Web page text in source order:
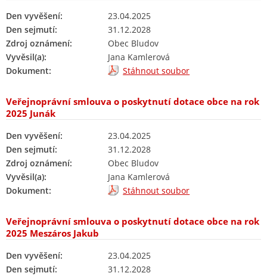
Den vyvěšení:
23.04.2025
Den sejmutí:
31.12.2028
Zdroj oznámení:
Obec Bludov
Vyvěsil(a):
Jana Kamlerová
Dokument:
Stáhnout soubor
Veřejnoprávní smlouva o poskytnutí dotace obce na rok
2025 Junák
Den vyvěšení:
23.04.2025
Den sejmutí:
31.12.2028
Zdroj oznámení:
Obec Bludov
Vyvěsil(a):
Jana Kamlerová
Dokument:
Stáhnout soubor
Veřejnoprávní smlouva o poskytnutí dotace obce na rok
2025 Meszáros Jakub
Den vyvěšení:
23.04.2025
Den sejmutí:
31.12.2028